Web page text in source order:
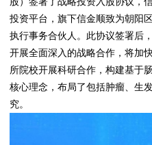
投资平台，旗下信金顺致为朝阳
执行事务合伙人。此协议签署后
开展全面深入的战略合作，将加
所院校开展科研合作，构建基于
核心理念，布局了包括肿瘤、生
究。